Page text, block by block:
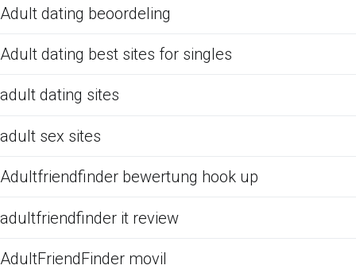
Adult dating beoordeling
Adult dating best sites for singles
adult dating sites
adult sex sites
Adultfriendfinder bewertung hook up
adultfriendfinder it review
AdultFriendFinder movil